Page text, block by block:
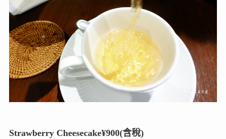
Strawberry Cheesecake¥900(含稅)